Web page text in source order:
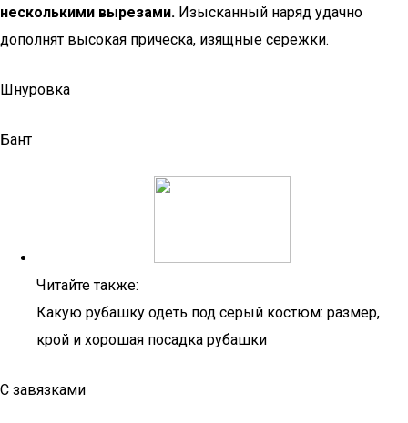
несколькими вырезами. Изысканный наряд удачно
дополнят высокая прическа, изящные сережки.
Шнуровка
Бант
Читайте также:
Какую рубашку одеть под серый костюм: размер,
крой и хорошая посадка рубашки
С завязками